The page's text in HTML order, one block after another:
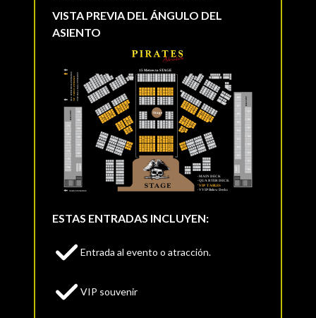
VISTA PREVIA DEL ÁNGULO DEL
ASIENTO
ESTAS ENTRADAS INCLUYEN:
Entrada al evento o atracción.
VIP souvenir